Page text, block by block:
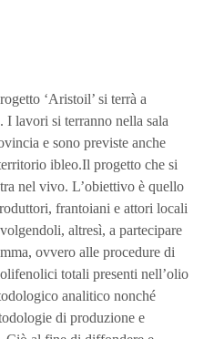
‘Aristoil’ si terrà a
I lavori si terranno nella sala
e sono previste anche
ibleo.Il progetto che si
nel vivo. L’obiettivo è quello
frantoiani e attori locali
altresì, a partecipare
ovvero alle procedure di
totali presenti nell’olio
analitico nonché
di produzione e